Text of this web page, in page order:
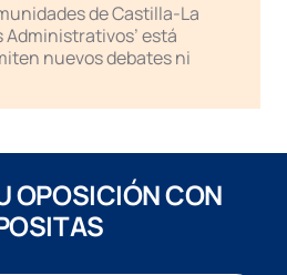
de Castilla-La
está
nuevos debates ni
OPOSICIÓN CON